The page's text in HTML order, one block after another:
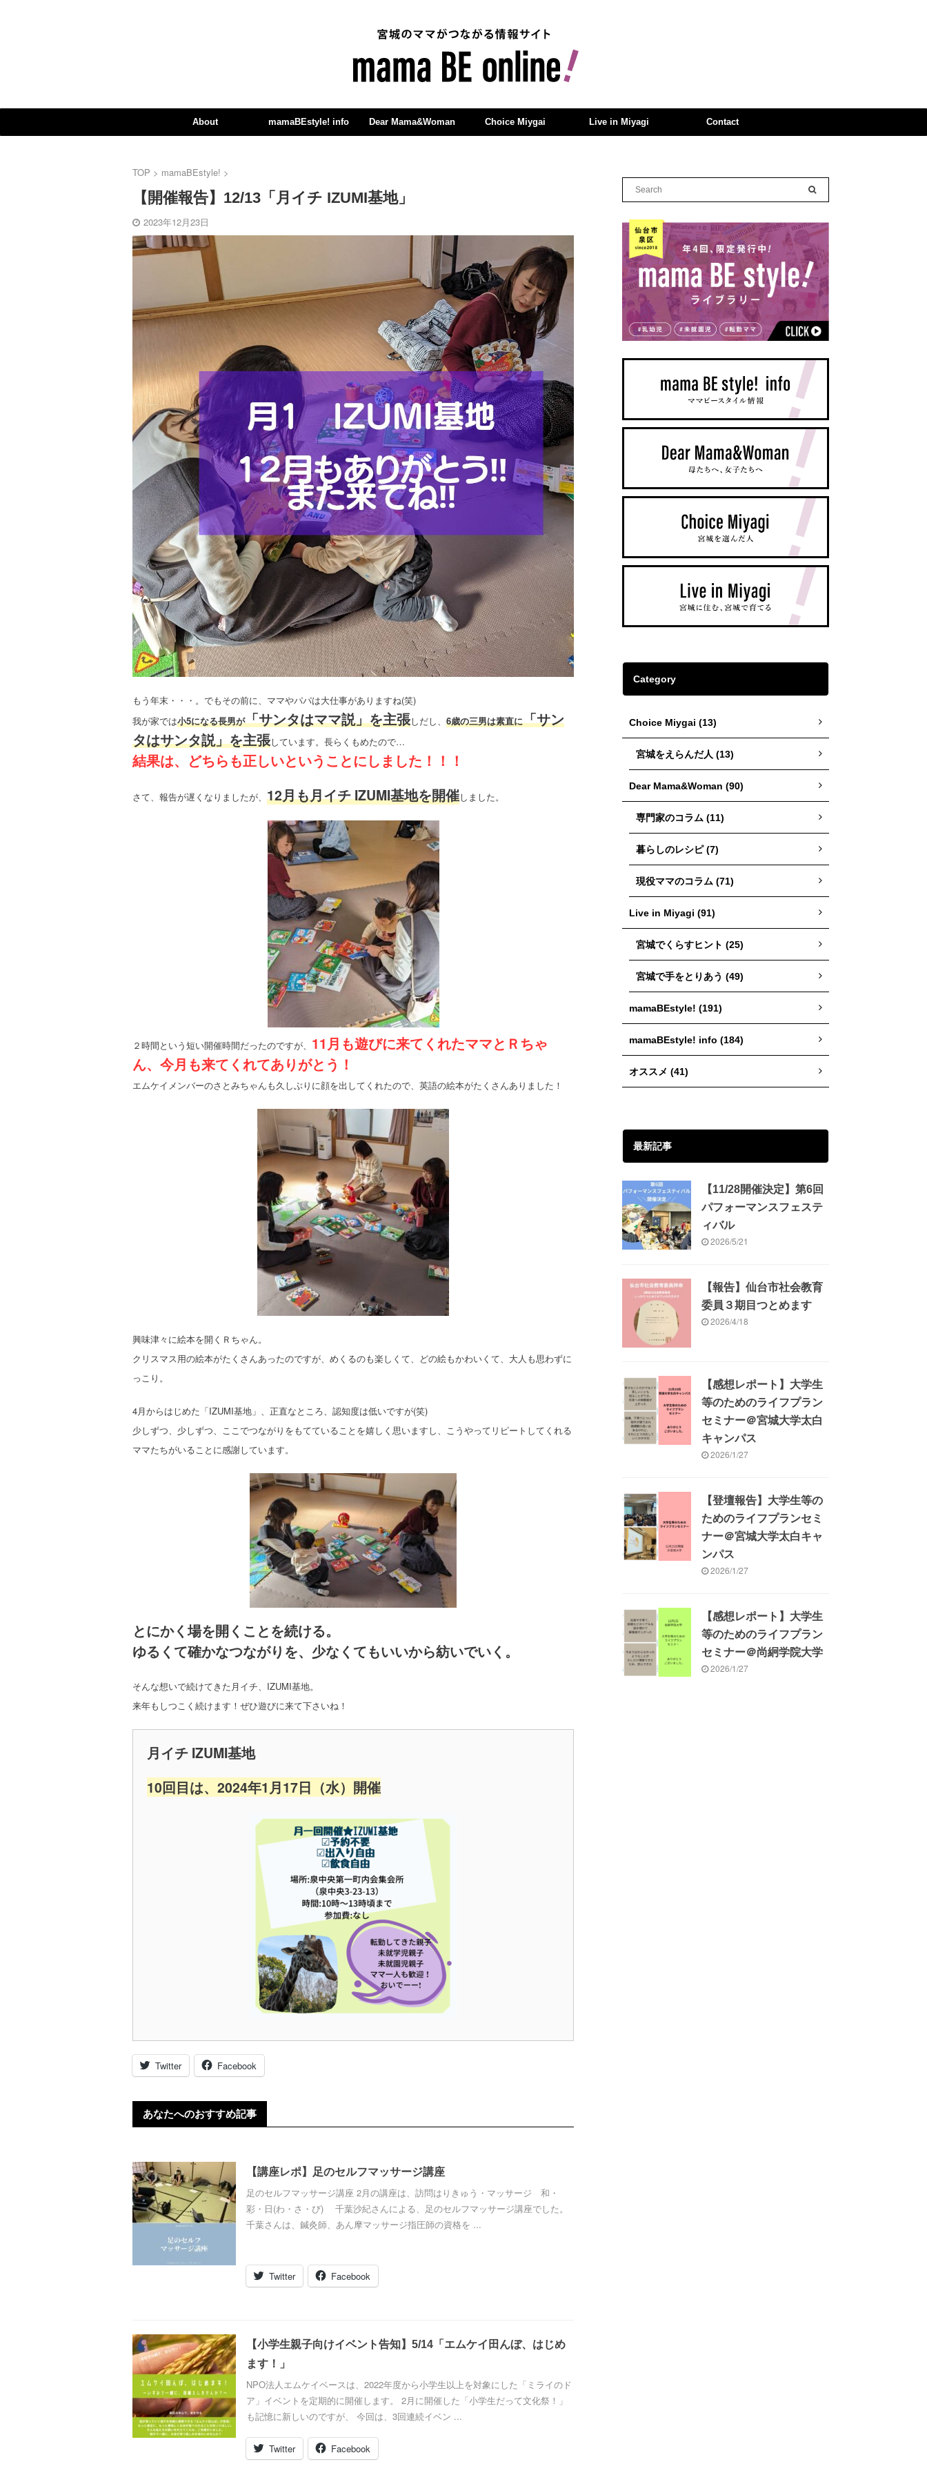
About mamaBEstyle! info Dear Mama&Woman Choice Miygai Live in Miyagi Contact
TOP > mamaBEstyle! >
【開催報告】12/13「月イチ IZUMI基地」
2023年12月23日
もう年末・・・。でもその前に、ママやパパは大仕事がありますね(笑)
我が家では小5になる長男が「サンタはママ説」を主張しだし、 6歳の三男は素直に「サン
タはサンタ説」を主張しています。長らくもめたので…
結果は、どちらも正しいということにしました！！！
さて、報告が遅くなりましたが、 12月も月イチ IZUMI基地を開催しました。
２時間という短い開催時間だったのですが、 11月も遊びに来てくれたママとＲちゃ
ん、今月も来てくれてありがとう！
エムケイメンバーのさとみちゃんも久しぶりに顔を出してくれたので、英語の絵本がたくさんありました！
興味津々に絵本を開くＲちゃん。
クリスマス用の絵本がたくさんあったのですが、めくるのも楽しくて、どの絵もかわいくて、大人も思わずに
っこり。
4月からはじめた「IZUMI基地」、正直なところ、認知度は低いですが(笑)
少しずつ、少しずつ、ここでつながりをもてていることを嬉しく思いますし、こうやってリピートしてくれる
ママたちがいることに感謝しています。
とにかく場を開くことを続ける。
ゆるくて確かなつながりを、少なくてもいいから紡いでいく。
そんな想いで続けてきた月イチ、IZUMI基地。
来年もしつこく続けます！ぜひ遊びに来て下さいね！
月イチ IZUMI基地
10回目は、2024年1月17日（水）開催
Twitter Facebook
あなたへのおすすめ記事
【講座レポ】足のセルフマッサージ講座
足のセルフマッサージ講座 2月の講座は、訪問はりきゅう・マッサージ 和・
彩・日(わ・さ・び) 千葉沙紀さんによる、足のセルフマッサージ講座でした。
千葉さんは、鍼灸師、あん摩マッサージ指圧師の資格を ...
Twitter Facebook
【小学生親子向けイベント告知】5/14「エムケイ田んぼ、はじめ
ます！」
NPO法人エムケイベースは、2022年度から小学生以上を対象にした「ミライのド
ア」イベントを定期的に開催します。 2月に開催した「小学生だって文化祭！」
も記憶に新しいのですが、 今回は、3回連続イベン ...
Twitter Facebook
Category
Choice Miygai (13)
宮城をえらんだ人 (13)
Dear Mama&Woman (90)
専門家のコラム (11)
暮らしのレシピ (7)
現役ママのコラム (71)
Live in Miyagi (91)
宮城でくらすヒント (25)
宮城で手をとりあう (49)
mamaBEstyle! (191)
mamaBEstyle! info (184)
オススメ (41)
最新記事
【11/28開催決定】第6回
パフォーマンスフェステ
ィバル
2026/5/21
【報告】仙台市社会教育
委員３期目つとめます
2026/4/18
【感想レポート】大学生
等のためのライフプラン
セミナー＠宮城大学太白
キャンパス
2026/1/27
【登壇報告】大学生等の
ためのライフプランセミ
ナー＠宮城大学太白キャ
ンパス
2026/1/27
【感想レポート】大学生
等のためのライフプラン
セミナー＠尚絅学院大学
2026/1/27